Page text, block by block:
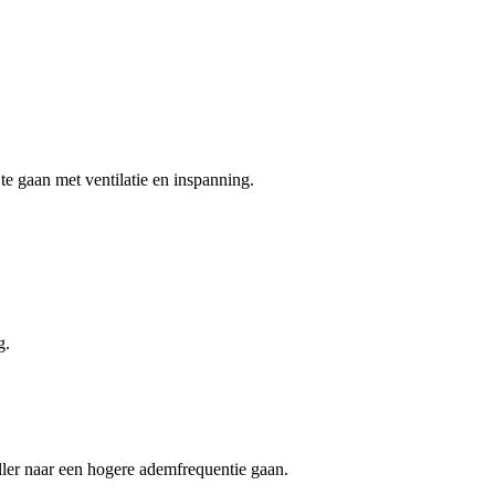
gaan met ventilatie en inspanning.
naar een hogere ademfrequentie gaan.